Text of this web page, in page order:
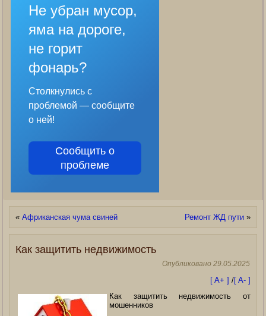
Не убран мусор,
яма на дороге,
не горит
фонарь?
Столкнулись с
проблемой — сообщите
о ней!
Сообщить о
проблеме
«Африканская чума свиней Ремонт ЖД пути»
Как защитить недвижимость
Опубликовано 29.05.2025
[ A+ ] /[ A- ]
Как защитить недвижимость от
мошенников